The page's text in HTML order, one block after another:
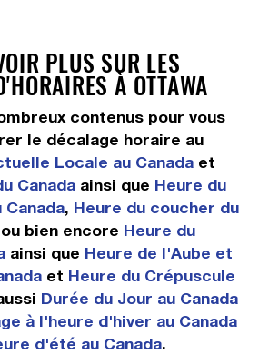
PLUS SUR LES
À OTTAWA
contenus pour vous
le décalage horaire au
Locale au Canadaet
Canadaainsi que Heure du
, Heure du coucher du
bien encore Heure du
ainsi que Heure de l'Aube et
et Heure du Crépuscule
Durée du Jour au Canada
à l'heure d'hiver au Canada
d'été au Canada.